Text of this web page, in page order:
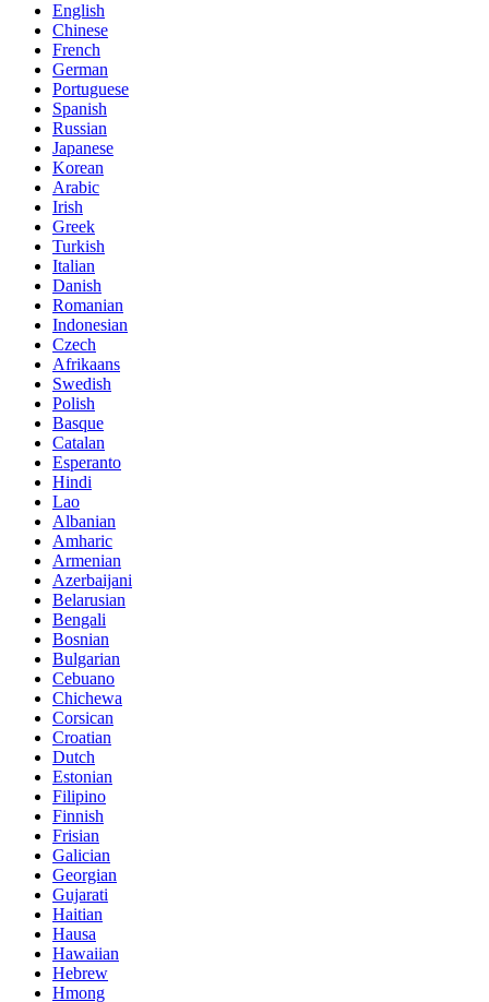
English
Chinese
French
German
Portuguese
Spanish
Russian
Japanese
Korean
Arabic
Irish
Greek
Turkish
Italian
Danish
Romanian
Indonesian
Czech
Afrikaans
Swedish
Polish
Basque
Catalan
Esperanto
Hindi
Lao
Albanian
Amharic
Armenian
Azerbaijani
Belarusian
Bengali
Bosnian
Bulgarian
Cebuano
Chichewa
Corsican
Croatian
Dutch
Estonian
Filipino
Finnish
Frisian
Galician
Georgian
Gujarati
Haitian
Hausa
Hawaiian
Hebrew
Hmong